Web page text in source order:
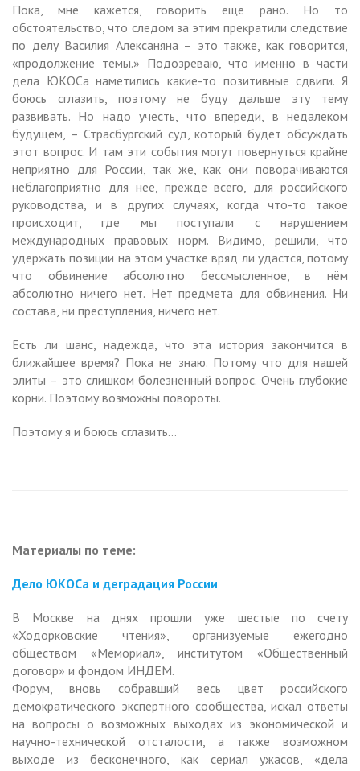
Пока, мне кажется, говорить ещё рано. Но то
обстоятельство, что следом за этим прекратили следствие
по делу Василия Алексаняна – это также, как говорится,
«продолжение темы.» Подозреваю, что именно в части
дела ЮКОСа наметились какие-то позитивные сдвиги. Я
боюсь сглазить, поэтому не буду дальше эту тему
развивать. Но надо учесть, что впереди, в недалеком
будущем, – Страсбургский суд, который будет обсуждать
этот вопрос. И там эти события могут повернуться крайне
неприятно для России, так же, как они поворачиваются
неблагоприятно для неё, прежде всего, для российского
руководства, и в других случаях, когда что-то такое
происходит, где мы поступали с нарушением
международных правовых норм. Видимо, решили, что
удержать позиции на этом участке вряд ли удастся, потому
что обвинение абсолютно бессмысленное, в нём
абсолютно ничего нет. Нет предмета для обвинения. Ни
состава, ни преступления, ничего нет.
Есть ли шанс, надежда, что эта история закончится в
ближайшее время? Пока не знаю. Потому что для нашей
элиты – это слишком болезненный вопрос. Очень глубокие
корни. Поэтому возможны повороты.
Поэтому я и боюсь сглазить…
Материалы по теме:
Дело ЮКОСа и деградация России
В Москве на днях прошли уже шестые по счету
«Ходорковские чтения», организуемые ежегодно
обществом «Мемориал», институтом «Общественный
договор» и фондом ИНДЕМ.
Форум, вновь собравший весь цвет российского
демократического экспертного сообщества, искал ответы
на вопросы о возможных выходах из экономической и
научно-технической отсталости, а также возможном
выходе из бесконечного, как сериал ужасов, «дела